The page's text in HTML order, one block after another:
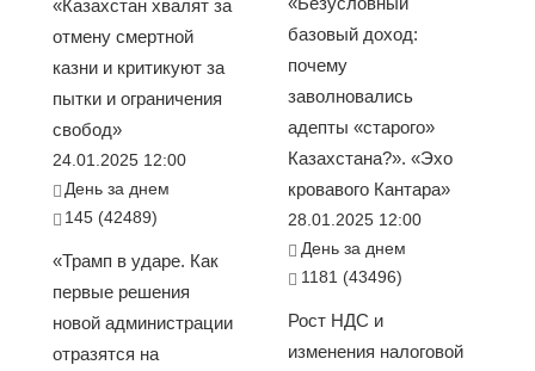
«Казахстан хвалят за
отмену смертной
казни и критикуют за
пытки и ограничения
свобод»
24.01.2025 12:00
День за днем
145 (42489)
«Трамп в ударе. Как
первые решения
новой администрации
отразятся на
базовый доход:
почему
заволновались
адепты «старого»
Казахстана?». «Эхо
кровавого Кантара»
28.01.2025 12:00
День за днем
1181 (43496)
Рост НДС и
изменения налоговой